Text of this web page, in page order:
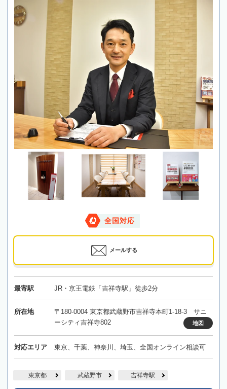
全国対応
メールする
最寄駅 JR・京王電鉄「吉祥寺駅」徒歩2分
所在地
〒180-0004 東京都武蔵野市吉祥寺本町1-18-3 サニ
ーシティ吉祥寺802
地図
対応エリア 東京、千葉、神奈川、埼玉、全国オンライン相談可
東京都 武蔵野市 吉祥寺駅